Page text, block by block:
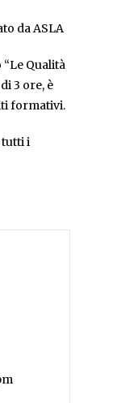
da ASLA
Qualità
3 ore, è
formativi.
tutti i